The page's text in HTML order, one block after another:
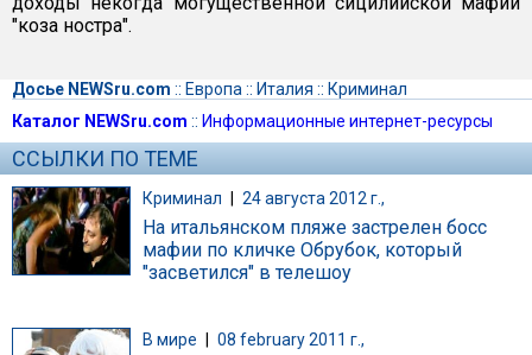
"коза ностра".
Досье NEWSru.com :: Европа :: Италия :: Криминал
Каталог NEWSru.com :: Информационные интернет-ресурсы
ССЫЛКИ ПО ТЕМЕ
Криминал | 24 августа 2012 г.,
На итальянском пляже застрелен босс
мафии по кличке Обрубок, который
"засветился" в телешоу
В мире 08 february 2011 г.,